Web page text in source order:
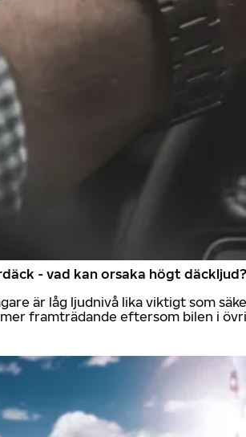
- vad kan orsaka högt däckljud?
är låg ljudnivå lika viktigt som
framträdande eftersom bilen i